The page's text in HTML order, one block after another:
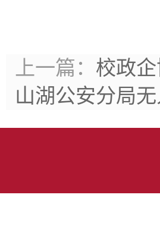
上一篇： 校政
山湖公安分局